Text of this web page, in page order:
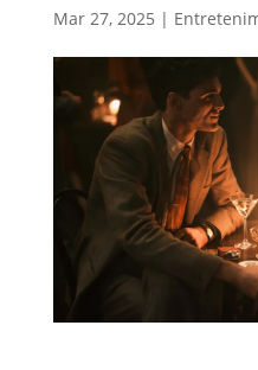
Mar 27, 2025 |